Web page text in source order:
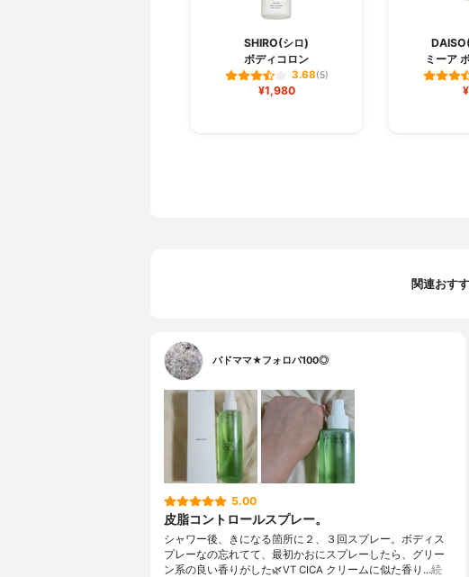
SHIRO(シロ)
ボディコロン
3.68(5)
¥1,980
ミーア
関連おす
バドママ★フォロバ100◎
5.00
皮脂コントロールスプレー。
シャワー後、きになる箇所に２、３回スプレー。ボディス
プレーなの忘れてて、最初かおにスプレーしたら、グリー
ン系の良い香りがした🌿VT CICA クリームに似た香り…続